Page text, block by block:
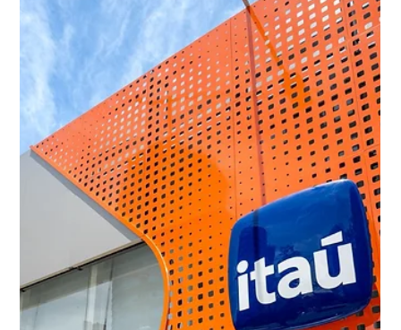
premio se otorga mediante la evaluación de dos grandes
categorías: “Consumer” (Banca Minorista) y “Corporate”
(Banca Mayorista). En la categoría Consumer, Itaú fue
destacado por la mejor experiencia de usuario